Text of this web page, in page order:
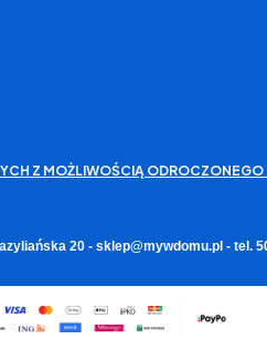
Z MOŻLIWOŚCIĄ ODROCZONEGO
20 - sklep@mywdomu.pl - tel.